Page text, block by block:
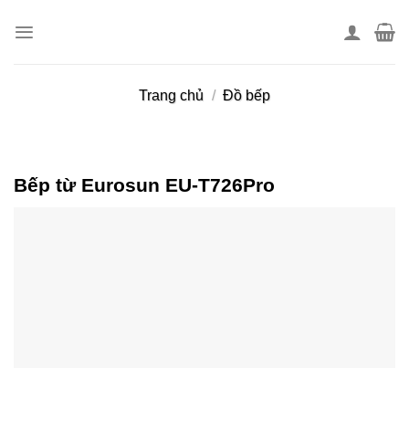
Trang chủ / Đồ bếp
Bếp từ Eurosun EU-T726Pro